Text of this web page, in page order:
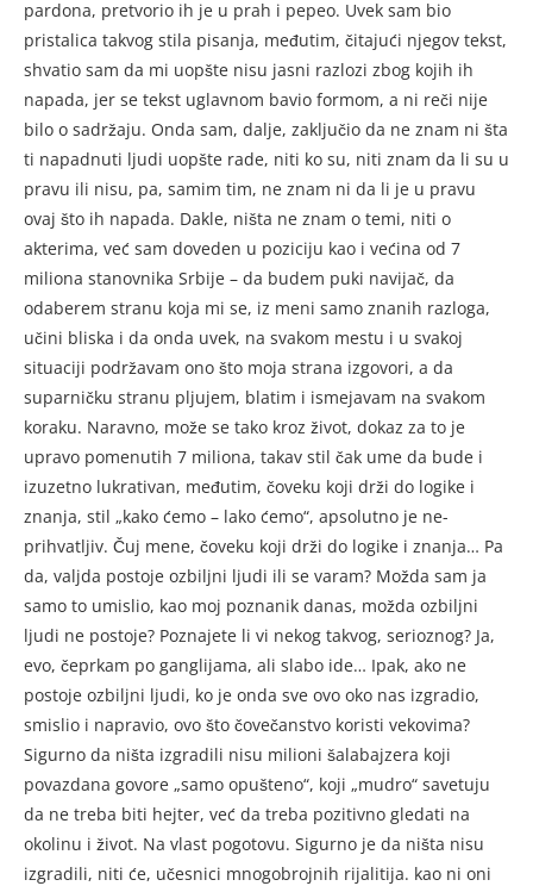
pardona, pretvo­rio ih je u prah i pepeo. Uvek sam bio
pristalica takvog stila pisa­nja, međutim, čitajući njegov tekst,
shvatio sam da mi uopšte nisu jas­ni razlozi zbog kojih ih
napada, jer se tekst uglavnom bavio formom, a ni re­či nije
bilo o sadrža­ju. Onda sam, dalje, za­ključio da ne znam ni šta
ti napadnuti ljudi uopšte rade, niti ko su, niti znam da li su u
pravu ili nisu, pa, sa­mim tim, ne znam ni da li je u pravu
ovaj što ih napada. Dakle, niš­ta ne znam o temi, niti o
akterima, već sam doveden u po­ziciju kao i većina od 7
miliona stanovnika Srbije – da budem puki navijač, da
odaberem stranu koja mi se, iz meni samo znanih razlo­ga,
učini bliska i da onda uvek, na svakom mestu i u svakoj
situaciji podržavam ono što moja strana izgovori, a da
suparničku stranu pljujem, blatim i ismejavam na sva­kom
koraku. Naravno, može se tako kroz život, dokaz za to je
upravo pomenutih 7 miliona, takav stil čak ume da bude i
izuzetno lukra­tivan, međutim, čoveku koji drži do logike i
znanja, stil „kako će­mo – lako ćemo“, apsolutno je ne­
prihvatljiv. Čuj mene, čoveku ko­ji drži do logike i znanja… Pa
da, valjda postoje ozbiljni ljudi ili se varam? Možda sam ja
samo to umislio, kao moj poznanik danas, možda ozbiljni
ljudi ne postoje? Poznajete li vi nekog takvog, se­rioznog? Ja,
evo, čeprkam po gan­glijama, ali slabo ide… Ipak, ako ne
postoje ozbiljni ljudi, ko je on­da sve ovo oko nas izgradio,
smis­lio i napravio, ovo što čovečan­stvo koristi vekovima?
Sigurno da ništa izgradili nisu milioni šalabajzera koji
povazdana govo­re „samo opušteno“, koji „mudro“ savetuju
da ne treba biti hejter, već da treba pozitivno gledati na
okolinu i život. Na vlast po­gotovu. Sigurno je da ništa nisu
izgradili, niti će, učesnici mno­gobrojnih rijalitija. kao ni oni